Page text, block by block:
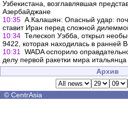
Узбекистана, возглавлявшая
Азербайджане
10:35 А.Калашян: Опасный удар:
ставит Иран перед сложной
10:34 Телескоп Уэбба, открыл
9422, которая находилась в ранней
10:31
WADA оспорило
делу первой ракетки мира
Архив
© CentrAsia